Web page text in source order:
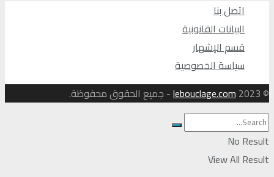
اتصل بنا
البيانات القانونية
قسم الإشهار
سياسة الخصوصية
© 2023
lebouclage.com- جميع الحقوق محفوظة.
No Result
View All Result